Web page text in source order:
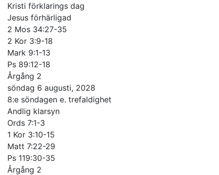
Kristi förklarings dag
Jesus förhärligad
2 Mos 34:27-35
2 Kor 3:9-18
Mark 9:1-13
Ps 89:12-18
Årgång 2
söndag 6 augusti, 2028
8:e söndagen e. trefaldighet
Andlig klarsyn
Ords 7:1-3
1 Kor 3:10-15
Matt 7:22-29
Ps 119:30-35
Årgång 2